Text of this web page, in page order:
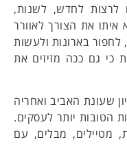
לרצות לחדש, לשנות,
איתו את הצורך לאוורר
בארונות ולעשות
כי גם ככה מזיזים את
שעונת האביב ואחריה
הטובות יותר לעסקים.
מטיילים, מבלים, עם